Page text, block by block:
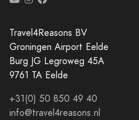
Travel4Reasons BV
Groningen Airport Eelde
Burg JG Legroweg 45A
9761 TA Eelde
+31(0) 50 850 49 40
info@travel4reasons.nl